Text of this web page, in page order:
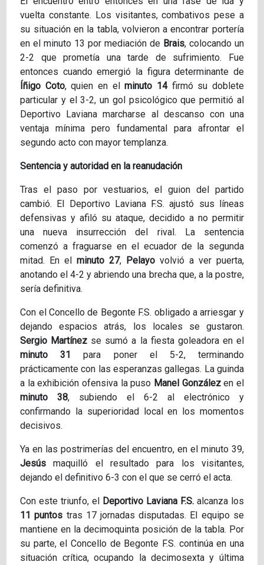
vuelta constante. Los visitantes, combativos pese a
su situación en la tabla, volvieron a encontrar portería
en el minuto 13 por mediación de Brais, colocando un
2-2 que prometía una tarde de sufrimiento. Fue
entonces cuando emergió la figura determinante de
Íñigo Coto, quien en elminuto 14firmó su doblete
particular y el 3-2, un gol psicológico que permitió al
Deportivo Laviana marcharse al descanso con una
ventaja mínima pero fundamental para afrontar el
segundo acto con mayor templanza.
Sentencia y autoridad en la reanudación
Tras el paso por vestuarios, el guion del partido
cambió. El Deportivo Laviana F.S. ajustó sus líneas
defensivas y afiló su ataque, decidido a no permitir
una nueva insurrección del rival. La sentencia
comenzó a fraguarse en el ecuador de la segunda
mitad. En elminuto 27, Pelayo volvió a ver puerta,
anotando el 4-2 y abriendo una brecha que, a la postre,
sería definitiva.
Con el Concello de Begonte F.S. obligado a arriesgar y
dejando espacios atrás, los locales se gustaron.
Sergio Martínez se sumó a la fiesta goleadora en el
minuto 31
para poner el 5-2, terminando
prácticamente con las esperanzas gallegas. La guinda
a la exhibición ofensiva la puso Manel Gonzálezen el
minuto 38, subiendo el 6-2 al electrónico y
confirmando la superioridad local en los momentos
decisivos.
Ya en las postrimerías del encuentro, en el minuto 39,
Jesús maquilló el resultado para los visitantes,
dejando el definitivo 6-3 con el que se cerró el acta.
Con este triunfo, el Deportivo Laviana F.S.alcanza los
11 puntos tras 17 jornadas disputadas. El equipo se
mantiene en la decimoquinta posición de la tabla. Por
su parte, el Concello de Begonte F.S. continúa en una
situación crítica, ocupando la decimosexta y última